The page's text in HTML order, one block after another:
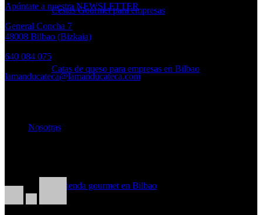
Cestas Gourmet para empresas
Catas de queso para empresas en Bilbao
Nosotras
Tu tienda gourmet en Bilbao
Apúntate a nuestra NEWSLETTER
General Concha 7
48008 Bilbao (Bizkaia)
640 084 075
lamanducateca@lamanducateca.com
10.30 – 14.00h. · 17.00 – 20.00h